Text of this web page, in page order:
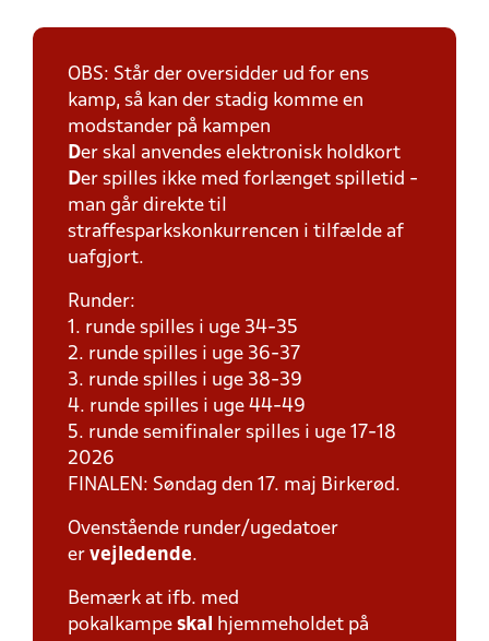
OBS: Står der oversidder ud for ens
kamp, så kan der stadig komme en
modstander på kampen
Der skal anvendes elektronisk holdkort
Der spilles ikke med forlænget spilletid -
man går direkte til
straffesparkskonkurrencen i tilfælde af
uafgjort.
Runder:
1. runde spilles i uge 34-35
2. runde spilles i uge 36-37
3. runde spilles i uge 38-39
4. runde spilles i uge 44-49
5. runde semifinaler spilles i uge 17-18
2026
FINALEN: Søndag den 17. maj Birkerød.
Ovenstående runder/ugedatoer
er vejledende.
Bemærk at ifb. med
pokalkampe skal
hjemmeholdet på